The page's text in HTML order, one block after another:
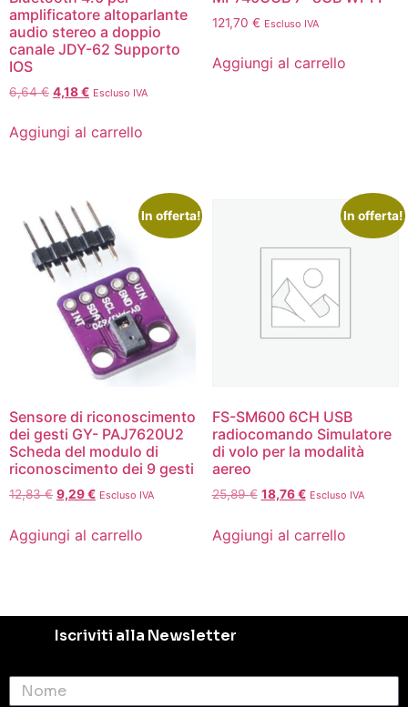
amplificatore altoparlante
audio stereo a doppio
canale JDY-62 Supporto
IOS
6,64€ 4,18€ Escluso IVA
Aggiungi al carrello
121,70 € Escluso IVA
Aggiungi al carrello
In offerta!
Sensore di riconoscimento
dei gesti GY- PAJ7620U2
Scheda del modulo di
riconoscimento dei 9 gesti
12,83€ 9,29€ Escluso IVA
Aggiungi al carrello
In offerta!
FS-SM600 6CH USB
radiocomando Simulatore
di volo per la modalità
aereo
25,89€ 18,76€ Escluso IVA
Aggiungi al carrello
Iscriviti alla Newsletter